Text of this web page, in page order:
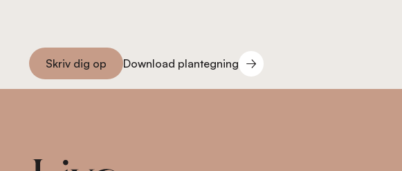
Skriv dig op
Skriv dig op
Download plantegning